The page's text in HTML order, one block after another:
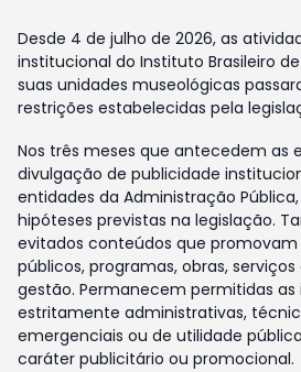
Desde 4 de julho de 2026, as
institucional do Instituto Brasileiro
suas unidades museológicas
restrições estabelecidas pela
Nos três meses que antecedem as
divulgação de publicidade
entidades da Administração
hipóteses previstas na legislação.
evitados conteúdos que
públicos, programas, obras,
gestão. Permanecem permitidas
estritamente administrativas,
emergenciais ou de utilidade
caráter publicitário ou promocional.